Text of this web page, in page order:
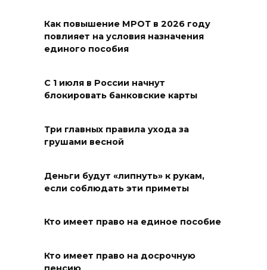
Ростове жара
09 августа 2026 07:01
Горел сухостой: в Ростовской
области сбили 30 БПЛА
приметы на 9 августа
водителей будут
предупреждать об угрозе
Как повышение МРОТ в 2026 году
повлияет на условия назначения
единого пособия
С 1 июля в России начнут
блокировать банковские карты
Три главных правила ухода за
грушами весной
Деньги будут «липнуть» к рукам,
если соблюдать эти приметы
Кто имеет право на единое пособие
Кто имеет право на досрочную